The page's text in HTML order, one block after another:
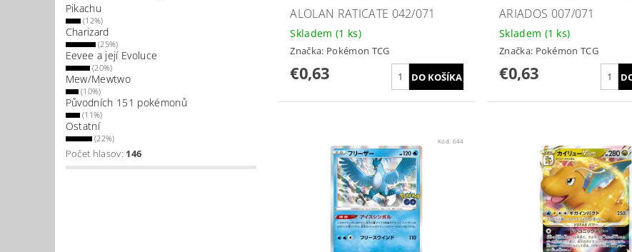
Pikachu
(12%)
Charizard
(25%)
Eevee a její Evoluce
(20%)
Mew/Mewtwo
(10%)
Původních 151 pokémonů
(11%)
Ostatní
(22%)
Počet hlasov: 146
ALOLAN RATICATE 042/071
Skladem (1 ks)
Značka: Pokémon TCG
€0,63
ARIADOS 007/071
Skladem (1 ks)
Značka: Pokémon TCG
€0,63
Kód: 644